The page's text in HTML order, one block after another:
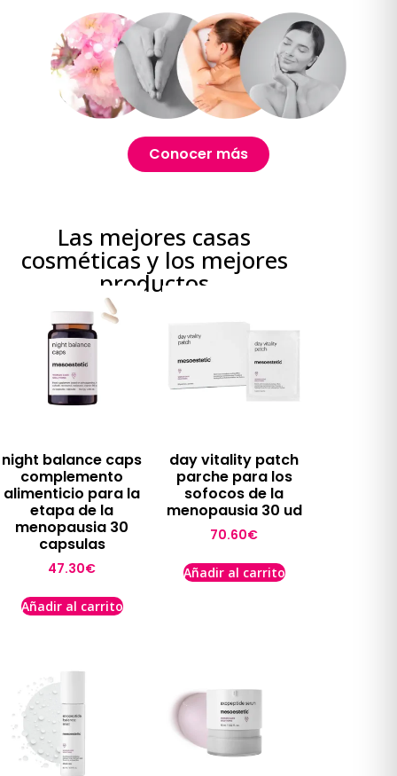
Conocer más
Las mejores casas
cosméticas y los mejores
productos
night balance caps
complemento
alimenticio para la
etapa de la
menopausia 30
capsulas
47.30€
Añadir al carrito
day vitality patch
parche para los
sofocos de la
menopausia 30 ud
70.60€
Añadir al carrito